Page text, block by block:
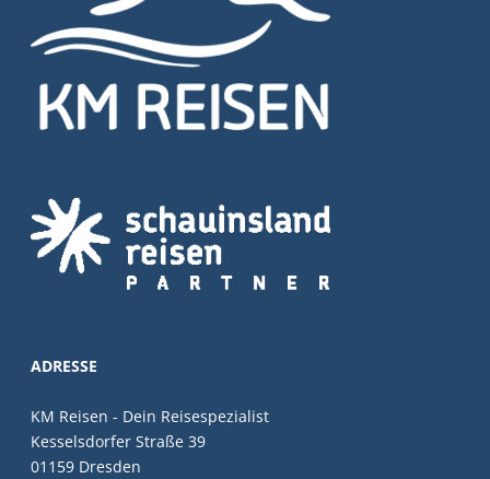
ADRESSE
KM Reisen - Dein Reisespezialist
Kesselsdorfer Straße 39
01159 Dresden